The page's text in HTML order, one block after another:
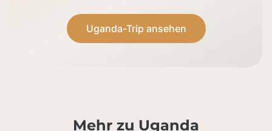
Uganda-Trip ansehen
Mehr zu Uganda